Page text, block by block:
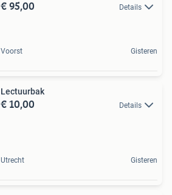
€ 95,00 Details
Voorst Gisteren
Lectuurbak
€ 10,00 Details
Utrecht Gisteren